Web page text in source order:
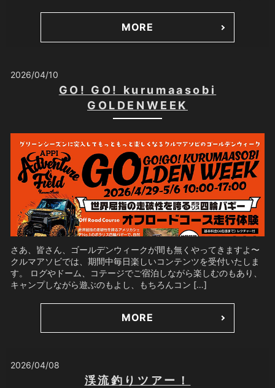
MORE
2026/04/10
GO! GO! kurumaasobi
GOLDENWEEK
さあ、皆さん、ゴールデンウィークが間も無くやってきますよ〜
クルマアソビでは、期間中毎日楽しいコンテンツを受付いたしま
す。 ログやドーム、コテージでご宿泊しながら楽しむのもあり、
キャンプしながら遊ぶのもよし、もちろんコン […]
MORE
2026/04/08
渓流釣りツアー！